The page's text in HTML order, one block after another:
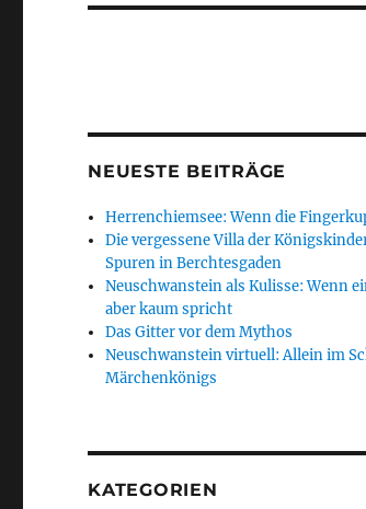
NEUESTE BEITRÄGE
Herrenchiemsee: Wenn die
Die vergessene Villa der
Spuren in Berchtesgaden
Neuschwanstein als Kulisse: Wenn
aber kaum spricht
Das Gitter vor dem Mythos
Neuschwanstein virtuell: Allein im
Märchenkönigs
KATEGORIEN